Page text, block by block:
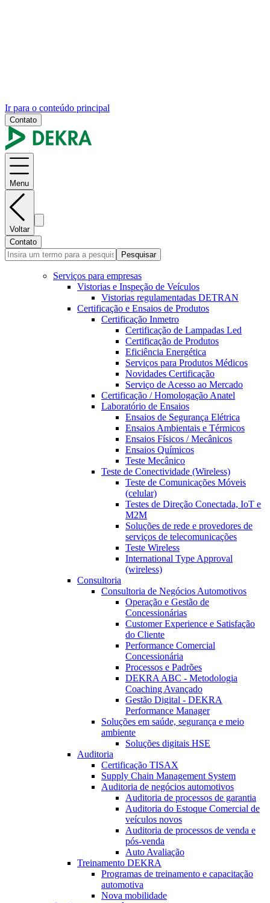
Ir para o conteúdo principal
Contato
Menu
Voltar
Contato
Pesquisar
Serviços para empresas
Vistorias e Inspeção de Veículos
Vistorias regulamentadas DETRAN
Certificação e Ensaios de Produtos
Certificação Inmetro
Certificação de Lampadas Led
Certificação de Produtos
Eficiência Energética
Serviços para Produtos Médicos
Novidades Certificação
Serviço de Acesso ao Mercado
Certificação / Homologação Anatel
Laboratório de Ensaios
Ensaios de Segurança Elétrica
Ensaios Ambientais e Térmicos
Ensaios Físicos / Mecânicos
Ensaios Químicos
Teste Mecânico
Teste de Conectividade (Wireless)
Teste de Comunicações Móveis
(celular)
Testes de Direção Conectada, IoT e
M2M
Soluções de rede e provedores de
serviços de telecomunicações
Teste Wireless
International Type Approval
(wireless)
Consultoria
Consultoria de Negócios Automotivos
Operação e Gestão de
Concessionárias
Customer Experience e Satisfação
do Cliente
Performance Comercial
Concessionária
Processos e Padrões
DEKRA ABC - Metodologia
Coaching Avançado
Gestão Digital - DEKRA
Performance Manager
Soluções em saúde, segurança e meio
ambiente
Soluções digitais HSE
Auditoria
Certificação TISAX
Supply Chain Management System
Auditoria de negócios automotivos
Auditoria de processos de garantia
Auditoria do Estoque Comercial de
veículos novos
Auditoria de processos de venda e
pós-venda
Auto Avaliação
Treinamento DEKRA
Programas de treinamento e capacitação
automotiva
Nova mobilidade